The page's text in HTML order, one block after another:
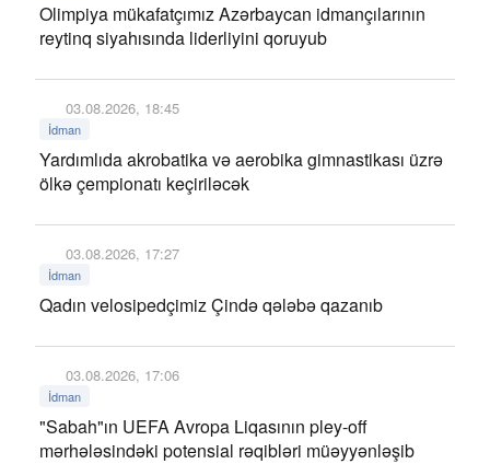
Olimpiya mükafatçımız Azərbaycan idmançılarının
reytinq siyahısında liderliyini qoruyub
03.08.2026, 18:45
İdman
Yardımlıda akrobatika və aerobika gimnastikası üzrə
ölkə çempionatı keçiriləcək
03.08.2026, 17:27
İdman
Qadın velosipedçimiz Çində qələbə qazanıb
03.08.2026, 17:06
İdman
"Sabah"ın UEFA Avropa Liqasının pley-off
mərhələsindəki potensial rəqibləri müəyyənləşib